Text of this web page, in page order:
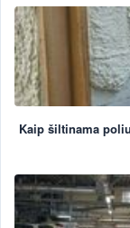
Kaip šiltinama